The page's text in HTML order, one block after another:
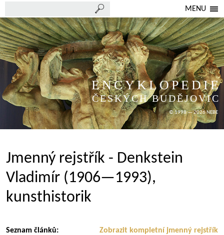
MENU
ENCYKLOPEDIE
ČESKÝCH BUDĚJOVIC
© 1998 — 2026 NEBE
Jmenný rejstřík - Denkstein
Vladimír (1906—1993),
kunsthistorik
Zobrazit kompletní jmenný rejstřík
Seznam článků: